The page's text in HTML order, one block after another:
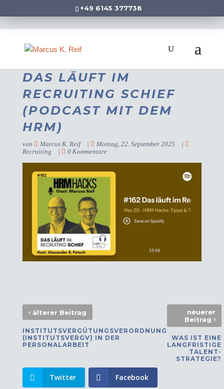
+49 6145 377738
DAS LÄUFT IM
RECRUITING SCHIEF
(PODCAST MIT DEM
HRM)
von Marcus K. Reif | Montag, 22. September 2025
|
Recruiting
| 0 Kommentare
‹älterer Beitrag
INSTITUTSVERGÜTUNGSVERORDNUNG
(INSTITUTSVERGV) IN DER
PERSONALARBEIT
neuerer
Beitrag ›
WAS IST EINE
LANGFRISTIGE
TALENT-
STRATEGIE?
Twitter Facebook